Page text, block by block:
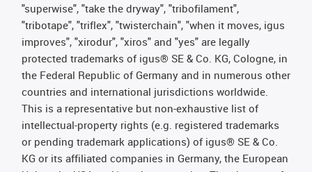
"superwise", "take the dryway", "tribofilament",
"tribotape", "triflex", "twisterchain", "when it moves, igus
improves", "xirodur", "xiros" and "yes" are legally
protected trademarks of igus® SE & Co. KG, Cologne, in
the Federal Republic of Germany and in numerous other
countries and international jurisdictions worldwide.
This is a representative but non-exhaustive list of
intellectual-property rights (e.g. registered trademarks
or pending trademark applications) of igus® SE & Co.
KG or its affiliated companies in Germany, the European